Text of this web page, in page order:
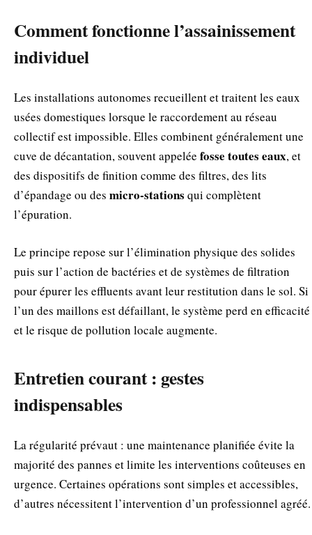
Comment fonctionne l’assainissement
individuel
Les installations autonomes recueillent et traitent les eaux
usées domestiques lorsque le raccordement au réseau
collectif est impossible. Elles combinent généralement une
cuve de décantation, souvent appelée fosse toutes eaux, et
des dispositifs de finition comme des filtres, des lits
d’épandage ou des micro-stations qui complètent
l’épuration.
Le principe repose sur l’élimination physique des solides
puis sur l’action de bactéries et de systèmes de filtration
pour épurer les effluents avant leur restitution dans le sol. Si
l’un des maillons est défaillant, le système perd en efficacité
et le risque de pollution locale augmente.
Entretien courant : gestes
indispensables
La régularité prévaut : une maintenance planifiée évite la
majorité des pannes et limite les interventions coûteuses en
urgence. Certaines opérations sont simples et accessibles,
d’autres nécessitent l’intervention d’un professionnel agréé.